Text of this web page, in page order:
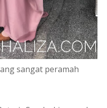
sangat peramah